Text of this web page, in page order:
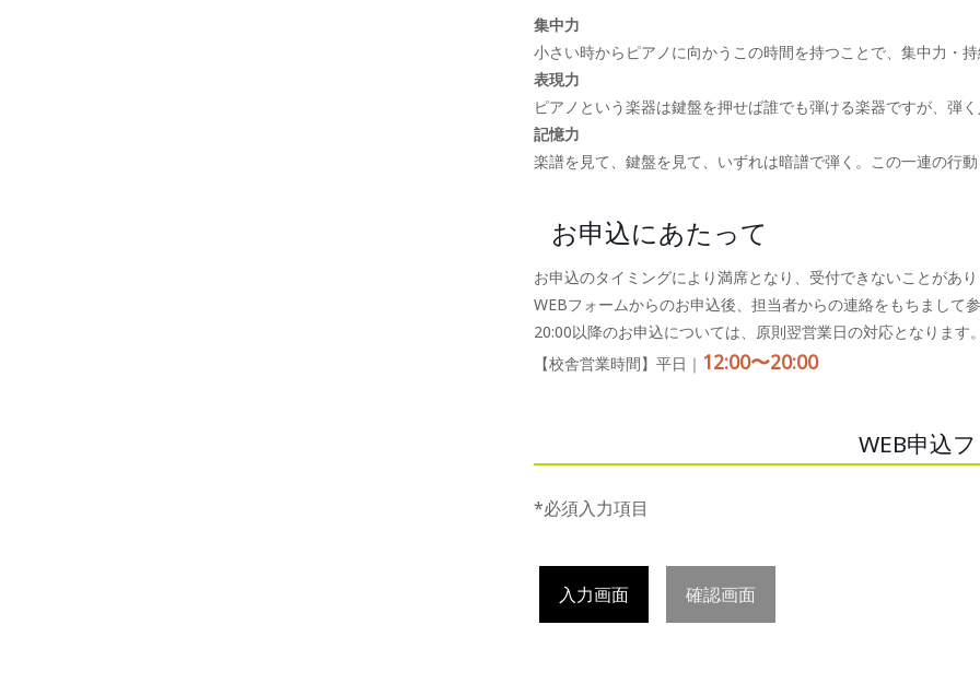
集中力
小さい時からピアノに向かうこの時間を持つことで、集中力・持
表現力
ピアノという楽器は鍵盤を押せば誰でも弾ける楽器ですが、弾
記憶力
楽譜を見て、鍵盤を見て、いずれは暗譜で弾く。この一連の行
お申込にあたって
お申込のタイミングにより満席となり、受付できないことがあ
WEBフォームからのお申込後、担当者からの連絡をもちまして参
20:00以降のお申込については、原則翌営業日の対応となります。
【校舎営業時間】平日｜ 12:00〜20:00
WEB申込
*必須入力項目
入力画面 確認画面